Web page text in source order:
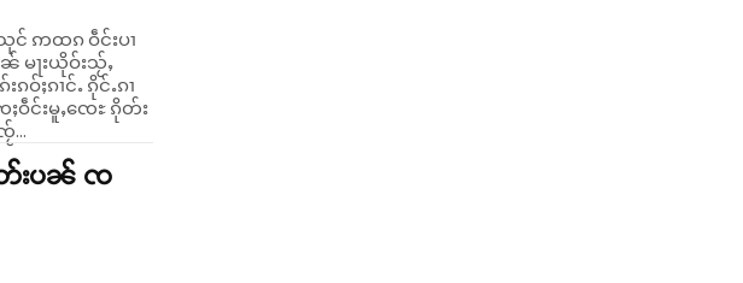
င် ဢထၵ ဝဵင်းပၢ
မႃးယိုဝ်းသႂ်ႇ
ဝဵင်းမူႇၸေႊ ၵိုတ်း
...
တ်းပၼ် ၸ